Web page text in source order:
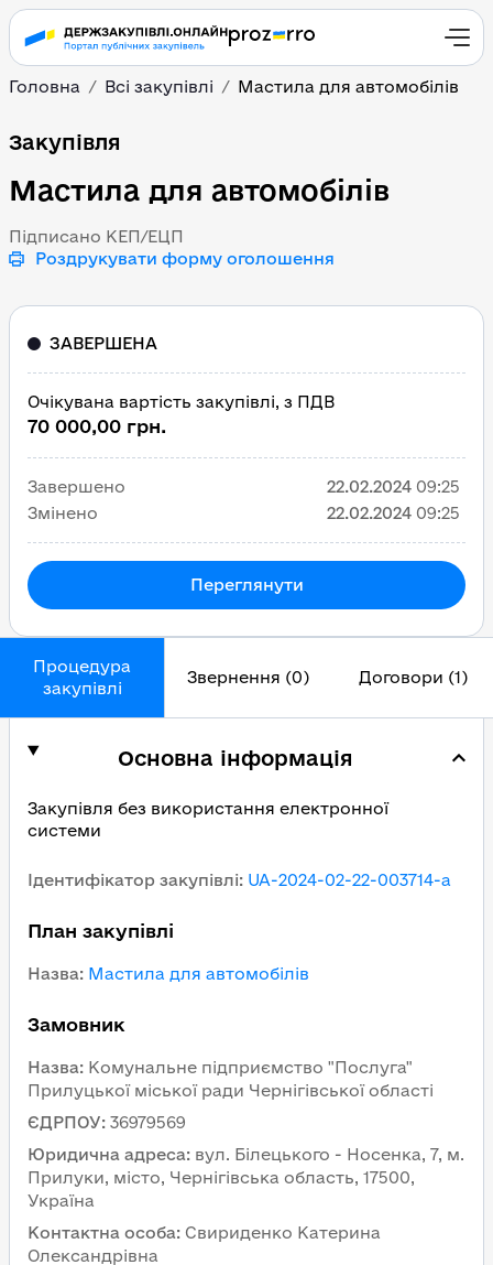
Головна Всі закупівлі Мастила для автомобілів
Мастила для
Закупівля
Мастила для автомобілів
Підписано КЕП/ЕЦП
Роздрукувати форму оголошення
Процедура
закупівлі
Звернення (0) Договори (1)
Основна інформація
Закупівля без використання електронної
системи
Ідентифікатор закупівлі: UA-2024-02-22-003714-a
План закупівлі
Назва: Мастила для автомобілів
Замовник
Назва: Комунальне підприємство "Послуга"
Прилуцької міської ради Чернігівської області
ЄДРПОУ: 36979569
Юридична адреса: вул. Білецького - Носенка, 7, м.
Прилуки, місто, Чернігівська область, 17500,
Україна
Контактна особа: Свириденко Катерина
Олександрівна
ЗАВЕРШЕНА
Очікувана вартість закупівлі, з ПДВ
70 000,00 грн.
Завершено 22.02.2024 09:25
Змінено
22.02.2024 09:25
Переглянути